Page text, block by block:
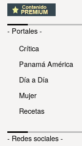
- Portales -
Crítica
Panamá América
Día a Día
Mujer
Recetas
- Redes sociales -